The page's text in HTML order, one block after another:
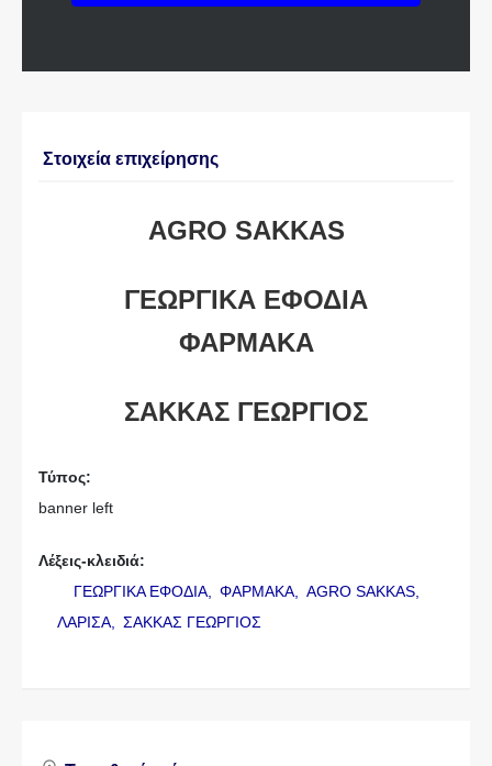
Στοιχεία επιχείρησης
AGRO SAKKAS
ΓΕΩΡΓΙΚΑ ΕΦΟΔΙΑ
ΦΑΡΜΑΚΑ
ΣΑΚΚΑΣ ΓΕΩΡΓΙΟΣ
Τύπος:
banner left
Λέξεις-κλειδιά:
ΓΕΩΡΓΙΚΑ ΕΦΟΔΙΑ,
ΦΑΡΜΑΚΑ,
AGRO SAKKAS,
ΛΑΡΙΣΑ,
ΣΑΚΚΑΣ ΓΕΩΡΓΙΟΣ